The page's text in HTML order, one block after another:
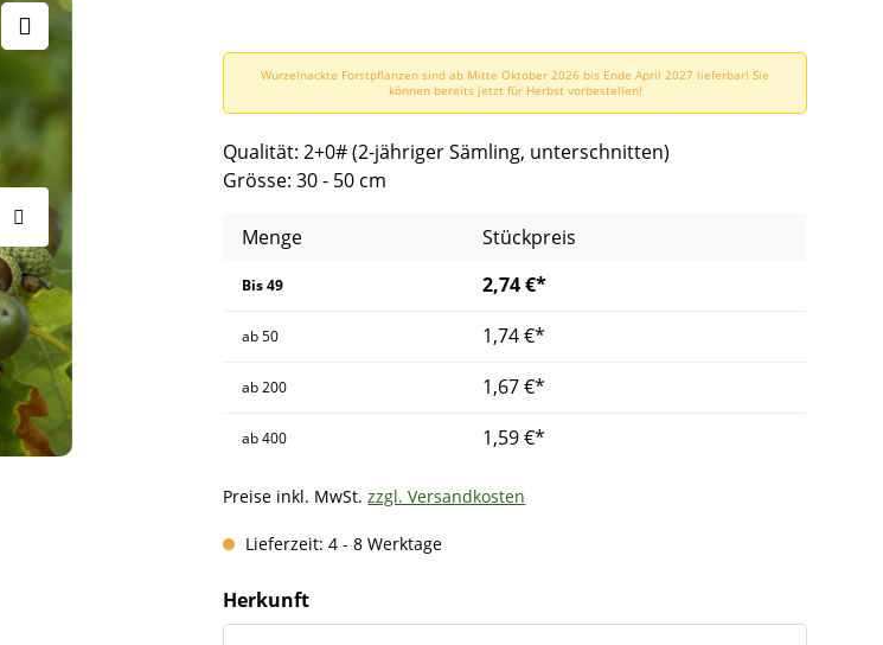
Wurzelnackte Forstpflanzen sind ab Mitte Oktober 2026 bis Ende April 2027 lieferbar! Sie
können bereits jetzt für Herbst vorbestellen!
Qualität: 2+0# (2-jähriger Sämling, unterschnitten)
Grösse: 30 - 50 cm
Menge Stückpreis
Bis49 2,74 €*
ab50 1,74 €*
ab200 1,67 €*
ab400 1,59 €*
Preise inkl. MwSt.zzgl. Versandkosten
Lieferzeit: 4 - 8 Werktage
Herkunft